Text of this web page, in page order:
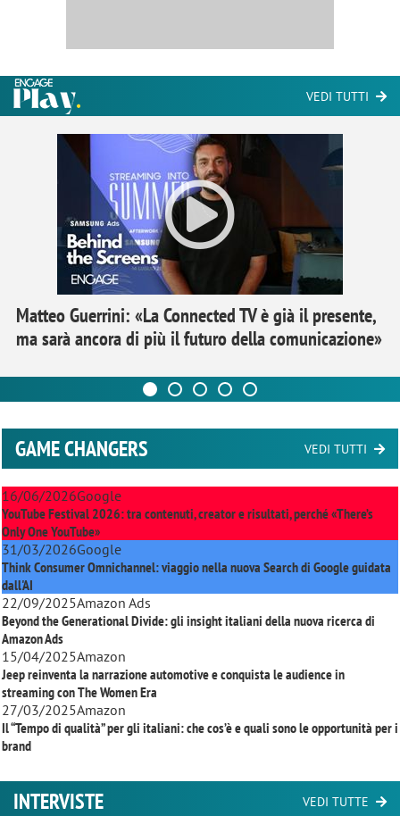
VEDI TUTTI
Matteo Guerrini: «La Connected TV è già il presente,
ma sarà ancora di più il futuro della comunicazione»
GAME CHANGERS VEDI TUTTI
16/06/2026Google
YouTube Festival 2026: tra contenuti, creator e risultati, perché «There’s
Only One YouTube»
31/03/2026Google
Think Consumer Omnichannel: viaggio nella nuova Search di Google guidata
dall'AI
22/09/2025Amazon Ads
Beyond the Generational Divide: gli insight italiani della nuova ricerca di
Amazon Ads
15/04/2025Amazon
Jeep reinventa la narrazione automotive e conquista le audience in
streaming conThe Women Era
27/03/2025Amazon
Il “Tempo di qualità” per gli italiani: che cos’è e quali sono le opportunità per i
brand
INTERVISTE VEDI TUTTE